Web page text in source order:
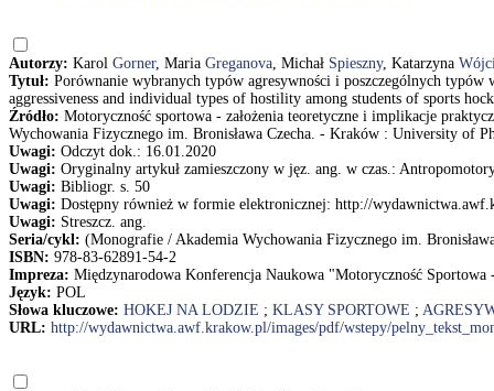
Autorzy: Karol Gorner, Maria Greganova, Michał Spieszny, Katarzyna
Tytuł: Porównanie wybranych typów agresywności i poszczególnych
aggressiveness and individual types of hostility among students of sports
Źródło: Motoryczność sportowa - założenia teoretyczne i implikacje
Wychowania Fizycznego im. Bronisława Czecha. - Kraków : University of
Uwagi: Odczyt dok.: 16.01.2020
Uwagi: Oryginalny artykuł zamieszczony w jęz. ang. w czas.:
Uwagi: Bibliogr. s. 50
Uwagi: Dostępny również w formie elektronicznej: http://
Uwagi: Streszcz. ang.
Seria/cykl: (Monografie / Akademia Wychowania Fizycznego im.
ISBN: 978-83-62891-54-2
Impreza: Międzynarodowa Konferencja Naukowa "Motoryczność
Język: POL
Słowa kluczowe: HOKEJ NA LODZIE ; KLASY SPORTOWE ;
URL: http://wydawnictwa.awf.krakow.pl/images/pdf/wstepy/